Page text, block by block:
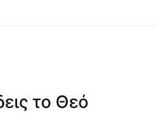
το Θεό